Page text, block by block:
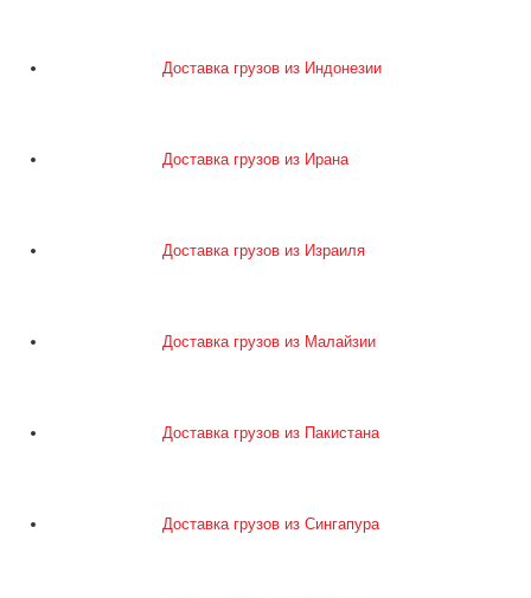
Доставка грузов из Индонезии
Доставка грузов из Ирана
Доставка грузов из Израиля
Доставка грузов из Малайзии
Доставка грузов из Пакистана
Доставка грузов из Сингапура